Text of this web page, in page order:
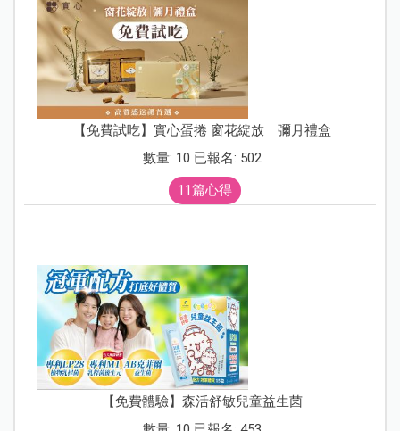
【免費試吃】實心蛋捲 窗花綻放｜彌月禮盒
數量: 10 已報名: 502
11篇心得
【免費體驗】森活舒敏兒童益生菌